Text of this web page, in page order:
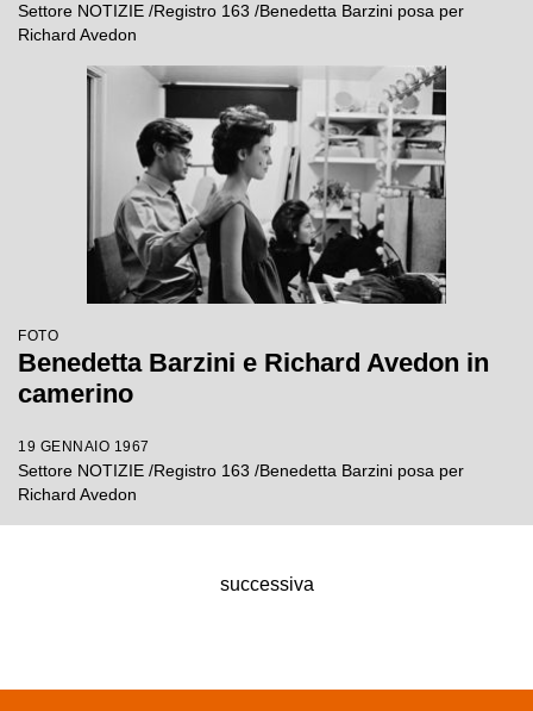
Settore NOTIZIE /Registro 163 /Benedetta Barzini posa per
Richard Avedon
FOTO
Benedetta Barzini e Richard Avedon in
camerino
19 GENNAIO 1967
Settore NOTIZIE /Registro 163 /Benedetta Barzini posa per
Richard Avedon
successiva